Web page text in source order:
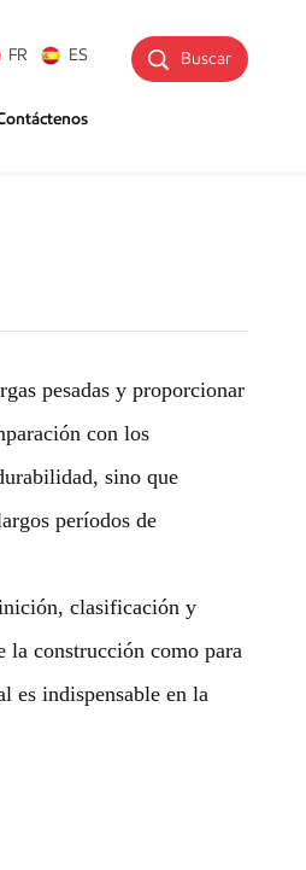
Buscar
FR ES
pesadas y proporcionar
con los
sino que
períodos de
clasificación y
la construcción como para
es indispensable en la